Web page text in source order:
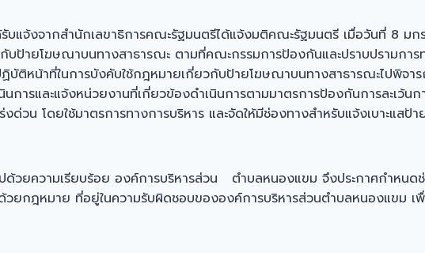
แจ้งจากสำนักเลขาธิการคณะรัฐมนตรีได้แจ้งมติคณะรัฐมนตรี เมื่อวันที่ 8 มก
ป้ายโฆษณาบนทางสาธารณะ ตามที่คณะกรรมการป้องกันและปราบปรามการ
บัติหน้าที่ในการบังคับใช้กฎหมายเกี่ยวกับป้ายโฆษณาบนทางสาธารณะไปพิจา
การและแจ้งหน่วยงานที่เกี่ยวข้องดำเนินการตามมาตรการป้องกันการละเว้น
ด่วน โดยใช้มาตรการทางการบริหาร และจัดให้มีช่องทางสำหรับแจ้งเบาะแส
ปด้วยความเรียบร้อย องค์การบริหารส่วน ตำบลหนองแขม จึงประกาศกำหนด
ยกฎหมาย ที่อยู่ในความรับผิดชอบขององค์การบริหารส่วนตำบลหนองแขม เพื่